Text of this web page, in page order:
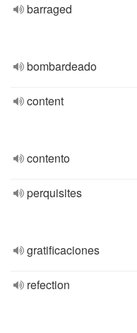
barraged
bombardeado
content
contento
perquisites
gratificaciones
refection